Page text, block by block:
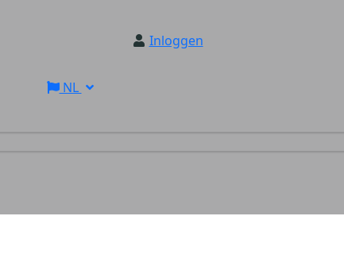
Inloggen
NL